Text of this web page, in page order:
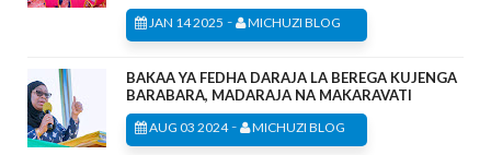
JAN 14 2025 - MICHUZI BLOG
BAKAA YA FEDHA DARAJA LA BEREGA KUJENGA
BARABARA, MADARAJA NA MAKARAVATI
AUG 03 2024- MICHUZI BLOG